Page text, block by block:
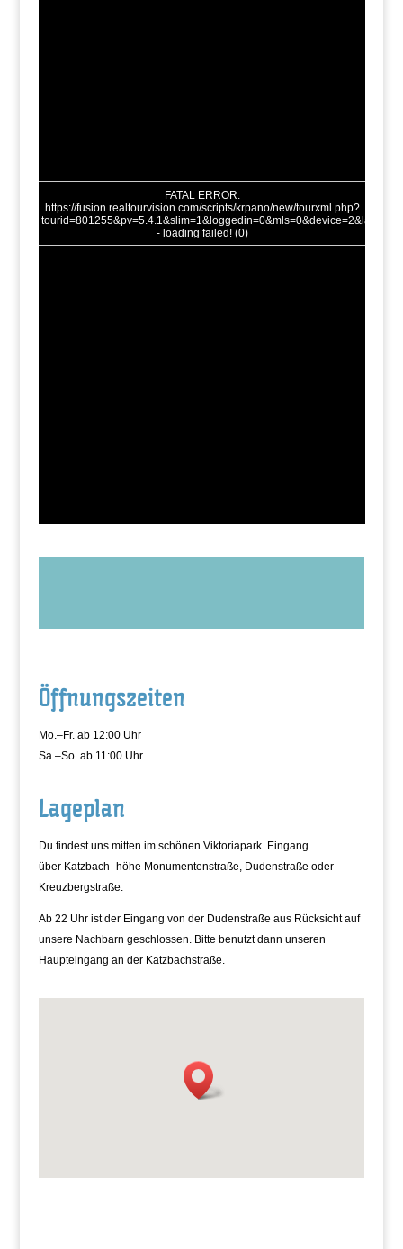
Öffnungszeiten
Mo.–Fr. ab 12:00 Uhr
Sa.–So. ab 11:00 Uhr
Lageplan
Du findest uns mitten im schönen Viktoriapark. Eingang
über Katzbach- höhe Monumentenstraße, Dudenstraße oder
Kreuzbergstraße.
Ab 22 Uhr ist der Eingang von der Dudenstraße aus Rücksicht auf
unsere Nachbarn geschlossen. Bitte benutzt dann unseren
Haupteingang an der Katzbachstraße.